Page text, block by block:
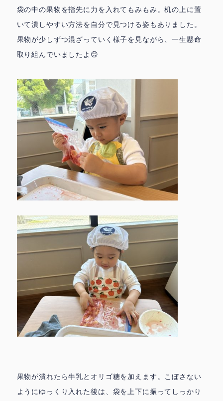
袋の中の果物を指先に力を入れてもみもみ。机の上に置
いて潰しやすい方法を自分で見つける姿もありました。
果物が少しずつ混ざっていく様子を見ながら、一生懸命
取り組んでいましたよ😊
果物が潰れたら牛乳とオリゴ糖を加えます。こぼさない
ようにゆっくり入れた後は、袋を上下に振ってしっかり
鳩の子保育園の特色
▶
代表挨拶 ▶ おしらせ ▶
ときわ園アクセス ▶ みずほ園アクセス ▶
城北園アクセス ▶
トップページ